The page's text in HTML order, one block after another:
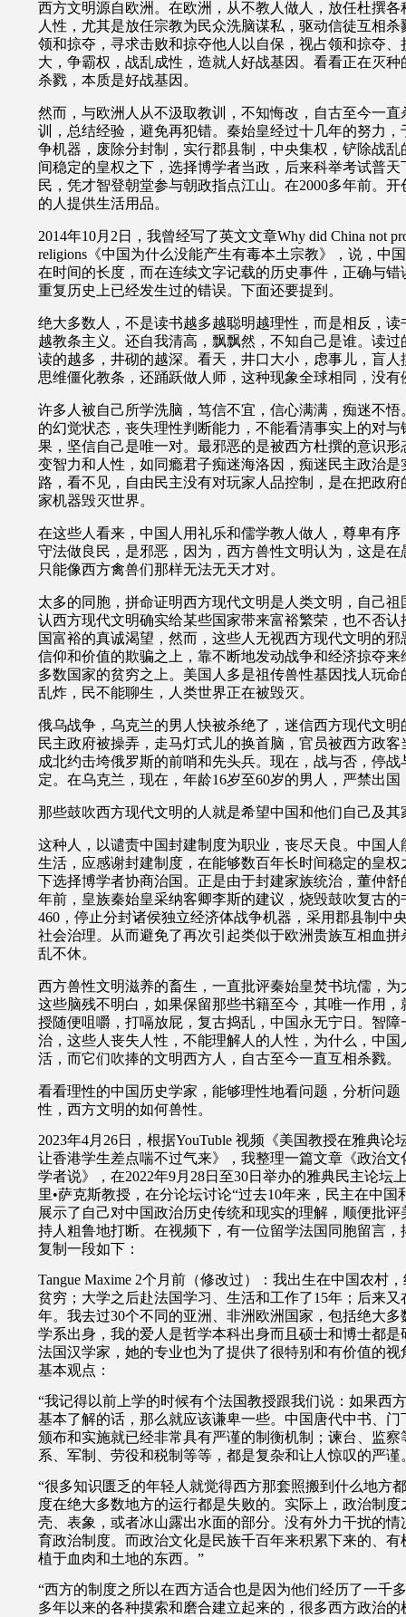
西方文明源自欧洲。在欧洲，从不教人做人，放任杜撰
人性，尤其是放任宗教为民众洗脑谋私，驱动信徒互相
领和掠夺，寻求击败和掠夺他人以自保，视占领和掠夺
大，争霸权，战乱成性，造就人好战基因。看看正在灭
杀戮，本质是好战基因。
然而，与欧洲人从不汲取教训，不知悔改，自古至今一
训，总结经验，避免再犯错。秦始皇经过十几年的努力，
争机器，废除分封制，实行郡县制，中央集权，铲除战
间稳定的皇权之下，选择博学者当政，后来科举考试普
民，凭才智登朝堂参与朝政指点江山。在2000多年前。开
的人提供生活用品。
2014年10月 2 日，我曾经写了英文文章Why did China not
religions 《中国为什么没能产生有毒本土宗教》，说，中国
在时间的长度，而在连续文字记载的历史事件，正确与
重复历史上已经发生过的错误。下面还要提到。
绝大多数人，不是读书越多越聪明越理性，而是相反，
越教条主义。还自我清高，飘飘然，不知自己是谁。读
读的越多，井砌的越深。看天，井口大小，虑事儿，盲
思维僵化教条，还踊跃做人师，这种现象全球相同，没有
许多人被自己所学洗脑，笃信不宜，信心满满，痴迷不
的幻觉状态，丧失理性判断能力，不能看清事实上的对
果，坚信自己是唯一对。最邪恶的是被西方杜撰的意识
变智力和人性，如同瘾君子痴迷海洛因，痴迷民主政治
路，看不见，自由民主没有对玩家人品控制，是在把政
家机器毁灭世界。
在这些人看来，中国人用礼乐和儒学教人做人，尊卑有
守法做良民，是邪恶，因为，西方兽性文明认为，这是
只能像西方禽兽们那样无法无天才对。
太多的同胞，拼命证明西方现代文明是人类文明，自己
认西方现代文明确实给某些国家带来富裕繁荣，也不否
国富裕的真诚渴望，然而，这些人无视西方现代文明的
信仰和价值的欺骗之上，靠不断地发动战争和经济掠夺
多数国家的贫穷之上。美国人多是祖传兽性基因找人玩
乱炸，民不能聊生，人类世界正在被毁灭。
俄乌战争，乌克兰的男人快被杀绝了，迷信西方现代文
民主政府被操弄，走马灯式儿的换首脑，官员被西方政
成北约击垮俄罗斯的前哨和先头兵。现在，战与否，停
定。在乌克兰，现在，年龄16岁至60岁的男人，严禁出国
那些鼓吹西方现代文明的人就是希望中国和他们自己及其
这种人，以谴责中国封建制度为职业，丧尽天良。中国
生活，应感谢封建制度，在能够数百年长时间稳定的皇
下选择博学者协商治国。正是由于封建家族统治，董仲
年前，皇族秦始皇采纳客卿李斯的建议，烧毁鼓吹复古
460 ，停止分封诸侯独立经济体战争机器，采用郡县制中
社会治理。从而避免了再次引起类似于欧洲贵族互相血拼
乱不休。
西方兽性文明滋养的畜生，一直批评秦始皇焚书坑儒，
这些脑残不明白，如果保留那些书籍至今，其唯一作用
授随便咀嚼，打嗝放屁，复古捣乱，中国永无宁日。智
治，这些人丧失人性，不能理解人的人性，为什么，中
活，而它们吹捧的文明西方人，自古至今一直互相杀戮。
看看理性的中国历史学家，能够理性地看问题，分析问
性，西方文明的如何兽性。
2023年4月26日，根据YouTuble 视频《美国教授在雅典论
让香港学生差点喘不过气来》，我整理一篇文章《政治
学者说》，在2022年9月28日至30日举办的雅典民主论坛
里•萨克斯教授，在分论坛讨论“过去10年来，民主在中国
展示了自己对中国政治历史传统和现实的理解，顺便批
持人粗鲁地打断。在视频下，有一位留学法国同胞留言
复制一段如下：
Tangue Maxime 2个月前（修改过）：我出生在中国农村
贫穷；大学之后赴法国学习、生活和工作了15年；后来
年。我去过30个不同的亚洲、非洲欧洲国家，包括绝大
学系出身，我的爱人是哲学本科出身而且硕士和博士都
法国汉学家，她的专业也为了提供了很特别和有价值的
基本观点：
“我记得以前上学的时候有个法国教授跟我们说：如果西
基本了解的话，那么就应该谦卑一些。中国唐代中书、
颁布和实施就已经非常具有严谨的制衡机制；谏台、监
系、军制、劳役和税制等等，都是复杂和让人惊叹的严谨
“很多知识匮乏的年轻人就觉得西方那套照搬到什么地方
度在绝大多数地方的运行都是失败的。实际上，政治制
壳、表象，或者冰山露出水面的部分。没有外力干扰的
育政治制度。而政治文化是民族千百年来积累下来的、
植于血肉和土地的东西。”
“西方的制度之所以在西方适合也是因为他们经历了一千
多年以来的各种摸索和磨合建立起来的，很多西方政治